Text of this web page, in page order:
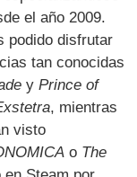
el año 2009.
podido disfrutar
tan conocidas
yPrince of
, mientras
visto
o The